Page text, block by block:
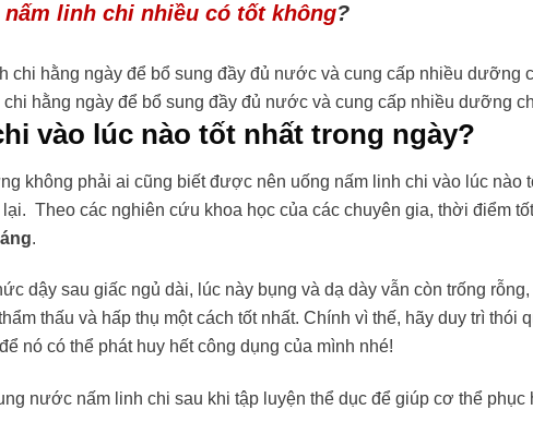
nấm linh chi nhiều có tốt không?
hằng ngày để bổ sung đầy đủ nước và cung cấp nhiều dưỡng
vào lúc nào tốt nhất trong ngày?
không phải ai cũng biết được nên uống nấm linh chi vào lúc nào
Theo các nghiên cứu khoa học của các chuyên gia, thời điểm
.
dậy sau giấc ngủ dài, lúc này bụng và dạ dày vẫn còn trống
thấu và hấp thụ một cách tốt nhất. Chính vì thế, hãy duy trì thói
nó có thể phát huy hết công dụng của mình nhé!
nước nấm linh chi sau khi tập luyện thể dục để giúp cơ thể